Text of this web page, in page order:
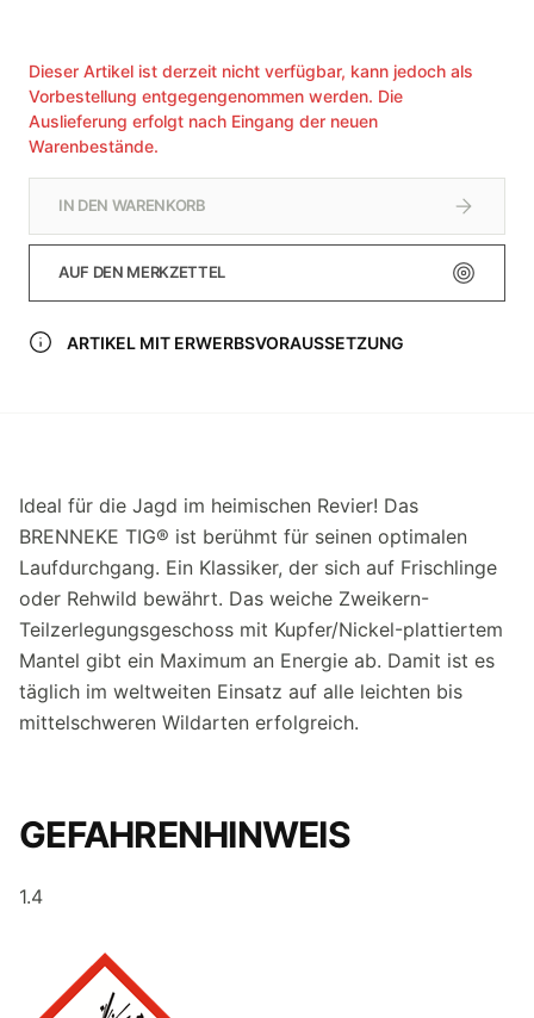
Dieser Artikel ist derzeit nicht verfügbar, kann jedoch als
Vorbestellung entgegengenommen werden. Die
Auslieferung erfolgt nach Eingang der neuen
Warenbestände.
IN DEN WARENKORB
AUF DEN MERKZETTEL
ARTIKEL MIT ERWERBSVORAUSSETZUNG
Ideal für die Jagd im heimischen Revier! Das
BRENNEKE TIG® ist berühmt für seinen optimalen
Laufdurchgang. Ein Klassiker, der sich auf Frischlinge
oder Rehwild bewährt. Das weiche Zweikern-
Teilzerlegungsgeschoss mit Kupfer/Nickel-plattiertem
Mantel gibt ein Maximum an Energie ab. Damit ist es
täglich im weltweiten Einsatz auf alle leichten bis
mittelschweren Wildarten erfolgreich.
GEFAHRENHINWEIS
1.4